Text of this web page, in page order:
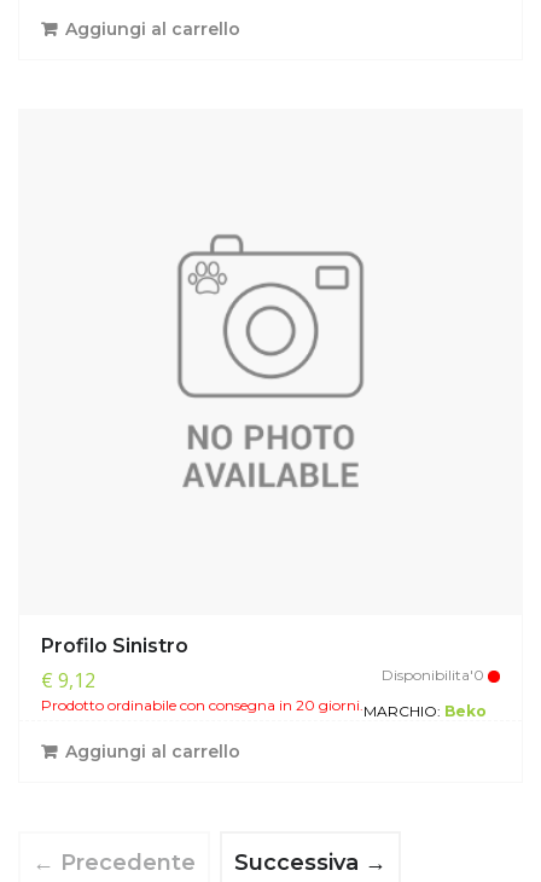
Aggiungi al carrello
Profilo Sinistro
€ 9,12
Disponibilita'0
Prodotto ordinabile con consegna in 20 giorni.MARCHIO: Beko
Aggiungi al carrello
← Precedente Successiva →